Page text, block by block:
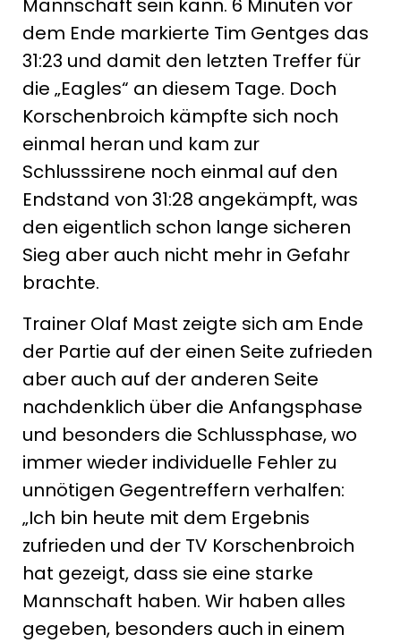
Mannschaft sein kann. 6 Minuten vor
dem Ende markierte Tim Gentges das
31:23 und damit den letzten Treffer für
die „Eagles“ an diesem Tage. Doch
Korschenbroich kämpfte sich noch
einmal heran und kam zur
Schlusssirene noch einmal auf den
Endstand von 31:28 angekämpft, was
den eigentlich schon lange sicheren
Sieg aber auch nicht mehr in Gefahr
brachte.
Trainer Olaf Mast zeigte sich am Ende
der Partie auf der einen Seite zufrieden
aber auch auf der anderen Seite
nachdenklich über die Anfangsphase
und besonders die Schlussphase, wo
immer wieder individuelle Fehler zu
unnötigen Gegentreffern verhalfen:
„Ich bin heute mit dem Ergebnis
zufrieden und der TV Korschenbroich
hat gezeigt, dass sie eine starke
Mannschaft haben. Wir haben alles
gegeben, besonders auch in einem